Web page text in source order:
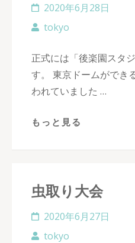
2020年6月28日
tokyo
正式には「後楽園スタ
す。 東京ドームができ
われていました …
もっと見る
虫取り大会
2020年6月27日
tokyo